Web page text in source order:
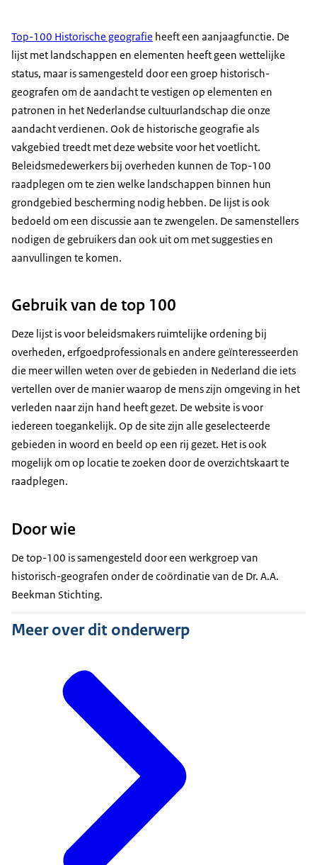
Top-100 Historische geografie heeft een aanjaagfunctie. De
lijst met landschappen en elementen heeft geen wettelijke
status, maar is samengesteld door een groep historisch-
geografen om de aandacht te vestigen op elementen en
patronen in het Nederlandse cultuurlandschap die onze
aandacht verdienen. Ook de historische geografie als
vakgebied treedt met deze website voor het voetlicht.
Beleidsmedewerkers bij overheden kunnen de Top-100
raadplegen om te zien welke landschappen binnen hun
grondgebied bescherming nodig hebben. De lijst is ook
bedoeld om een discussie aan te zwengelen. De samenstellers
nodigen de gebruikers dan ook uit om met suggesties en
aanvullingen te komen.
Gebruik van de top 100
Deze lijst is voor beleidsmakers ruimtelijke ordening bij
overheden, erfgoedprofessionals en andere geïnteresseerden
die meer willen weten over de gebieden in Nederland die iets
vertellen over de manier waarop de mens zijn omgeving in het
verleden naar zijn hand heeft gezet. De website is voor
iedereen toegankelijk. Op de site zijn alle geselecteerde
gebieden in woord en beeld op een rij gezet. Het is ook
mogelijk om op locatie te zoeken door de overzichtskaart te
raadplegen.
Door wie
De top-100 is samengesteld door een werkgroep van
historisch-geografen onder de coördinatie van de Dr. A.A.
Beekman Stichting.
Meer over dit onderwerp